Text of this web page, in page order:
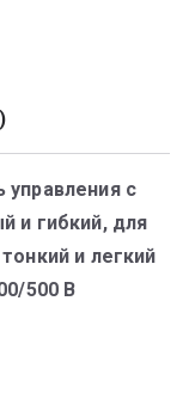
управления с
и гибкий, для
и легкий
500 В